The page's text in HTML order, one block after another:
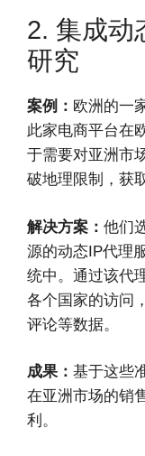
2. 集成动
研究
案例： 欧洲的一
此家电商平台在
于需要对亚洲市
破地理限制，获
解决方案： 他们
源的动态IP代理
统中。通过该代
各个国家的访问
评论等数据。
成果： 基于这些
在亚洲市场的销
利。